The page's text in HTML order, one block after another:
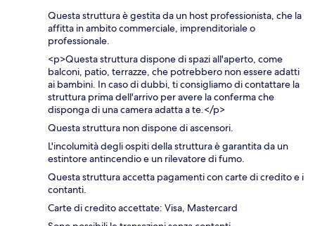
Questa struttura è gestita da un host professionista, che la
affitta in ambito commerciale, imprenditoriale o
professionale.
<p>Questa struttura dispone di spazi all'aperto, come
balconi, patio, terrazze, che potrebbero non essere adatti
ai bambini. In caso di dubbi, ti consigliamo di contattare la
struttura prima dell'arrivo per avere la conferma che
disponga di una camera adatta a te.</p>
Questa struttura non dispone di ascensori.
L'incolumità degli ospiti della struttura è garantita da un
estintore antincendio e un rilevatore di fumo.
Questa struttura accetta pagamenti con carte di credito e i
contanti.
Carte di credito accettate: Visa, Mastercard